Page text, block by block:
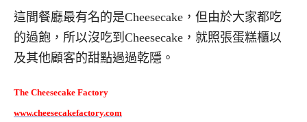
這間餐廳最有名的是Cheesecake，但由於大家都吃
的過飽，所以沒吃到Cheesecake，就照張蛋糕櫃以
及其他顧客的甜點過過乾隱。
The Cheesecake Factory
www.cheesecakefactory.com